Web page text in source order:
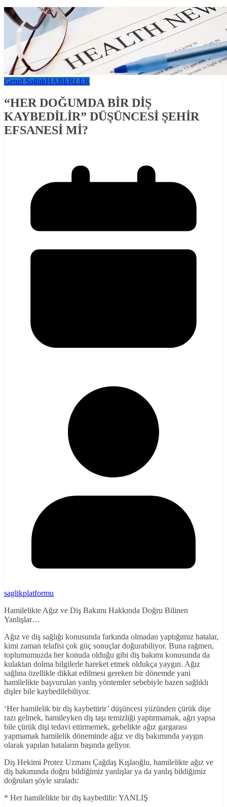
Genel SağlıkHABERLER
“HER DOĞUMDA BİR DİŞ
KAYBEDİLİR” DÜŞÜNCESİ ŞEHİR
EFSANESİ Mİ?
saglikplatformu
Hamilelikte Ağız ve Diş Bakımı Hakkında Doğru Bilinen
Yanlışlar…
Ağız ve diş sağlığı konusunda farkında olmadan yaptığımız hatalar,
kimi zaman telafisi çok güç sonuçlar doğurabiliyor. Buna rağmen,
toplumumuzda her konuda olduğu gibi diş bakımı konusunda da
kulaktan dolma bilgilerle hareket etmek oldukça yaygın. Ağız
sağlına özellikle dikkat edilmesi gereken bir dönemde yani
hamilelikte başvurulan yanlış yöntemler sebebiyle bazen sağlıklı
dişler bile kaybedilebiliyor.
‘Her hamilelik bir diş kaybettirir’ düşüncesi yüzünden çürük dişe
razı gelmek, hamileyken diş taşı temizliği yaptırmamak, ağrı yapsa
bile çürük dişi tedavi ettirmemek, gebelikte ağız gargarası
yapmamak hamilelik döneminde ağız ve diş bakımında yaygın
olarak yapılan hataların başında geliyor.
Diş Hekimi Protez Uzmanı Çağdaş Kışlaoğlu, hamilelikte ağız ve
diş bakımında doğru bildiğimiz yanlışlar ya da yanlış bildiğimiz
doğruları şöyle sıraladı:
* Her hamilelikte bir diş kaybedilir: YANLIŞ